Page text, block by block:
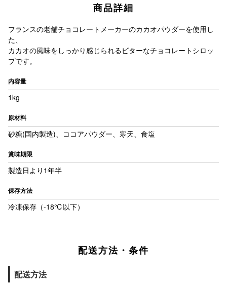
商品詳細
フランスの老舗チョコレートメーカーのカカオパウダーを使用し
た、
カカオの風味をしっかり感じられるビターなチョコレートシロッ
プです。
内容量
1kg
原材料
砂糖(国内製造)、ココアパウダー、寒天、食塩
賞味期限
製造日より1年半
保存方法
冷凍保存（-18℃以下）
配送方法・条件
配送方法